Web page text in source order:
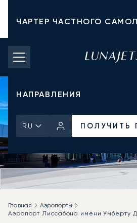
ЧАРТЕР ЧАСТНОГО
СТОИМОСТЬ ЧАРТЕРА
ЧАСТНЫЕ САМОЛЕТЫ
НАПРАВЛЕНИЯ
RU ПОЛУЧИТЬ
Главная
Аэропорты
Аэропорт Лиссабона имени Умберту